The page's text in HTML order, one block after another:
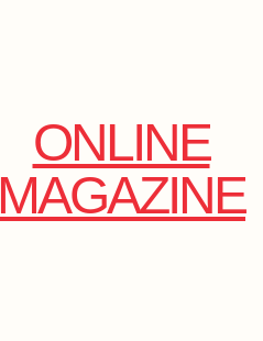
ONLINE
MAGAZINE